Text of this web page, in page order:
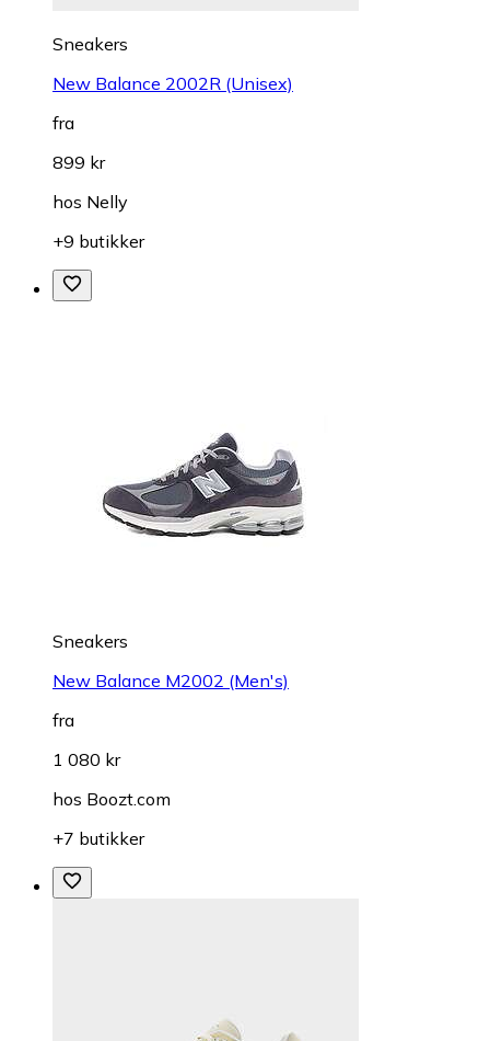
Sneakers
New Balance 2002R (Unisex)
fra
899 kr
hos Nelly
+9 butikker
Sneakers
New Balance M2002 (Men's)
fra
1 080 kr
hos Boozt.com
+7 butikker